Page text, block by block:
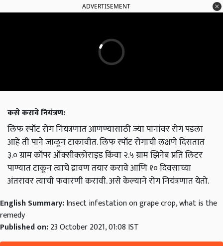
ADVERTISEMENT
कसे करावे नियंत्रण:
लिफ स्पॉट रोग नियंत्रणात आणण्यासाठी ज्या पानांवर रोग पडला
आहे ती पाने जाळून टाकावीत. लिफ स्पॉट रोगाची लक्षणे दिसतात
३.० ग्राम कॉपर ऑक्सीक्लोराइड किंवा २.५ ग्राम झिनेब प्रति लिटर
पाण्यात टाकून त्याचे द्रावण तयार करावे आणि १० दिवसाच्या
अंतरावर त्याची फवारणी करावी. असे केल्याने रोग नियंत्रणात येतो.
English Summary:Insect infestation on grape crop, what is the
remedy
Published on:23 October 2021, 01:08 IST